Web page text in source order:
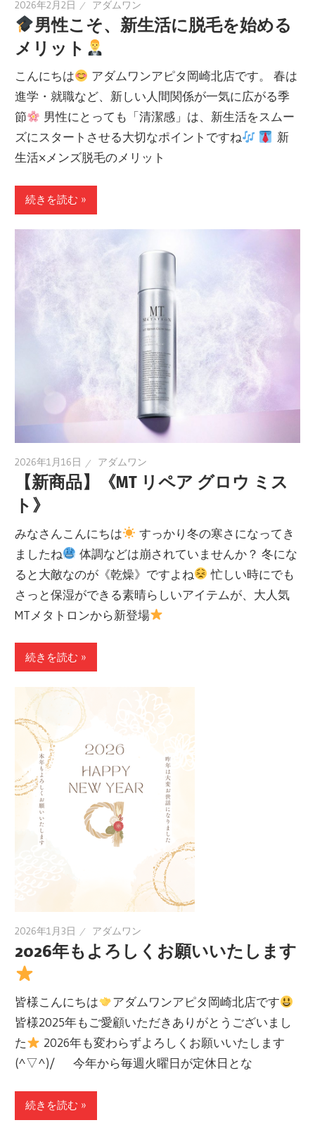
2026年2月2日 アダムワン
男性こそ、新生活に脱毛を始める
メリット
こんにちは
アダムワンアピタ岡崎北店です。 春は
進学・就職など、新しい人間関係が一気に広がる季
節
男性にとっても「清潔感」は、新生活をスムー
ズにスタートさせる大切なポイントですね
新
生活×メンズ脱毛のメリット
続きを読む »
2026年1月16日 アダムワン
【新商品】《MT リペア グロウ ミス
ト》
みなさんこんにちは
すっかり冬の寒さになってき
ましたね
体調などは崩されていませんか？ 冬にな
ると大敵なのが《乾燥》ですよね
忙しい時にでも
さっと保湿ができる素晴らしいアイテムが、大人気
MTメタトロンから新登場
続きを読む »
2026年1月3日 アダムワン
2026年もよろしくお願いいたします
皆様こんにちは
アダムワンアピタ岡崎北店です
皆様2025年もご愛顧いただきありがとうございまし
た
2026年も変わらずよろしくお願いいたします
(^▽^)/ 今年から毎週火曜日が定休日とな
続きを読む »